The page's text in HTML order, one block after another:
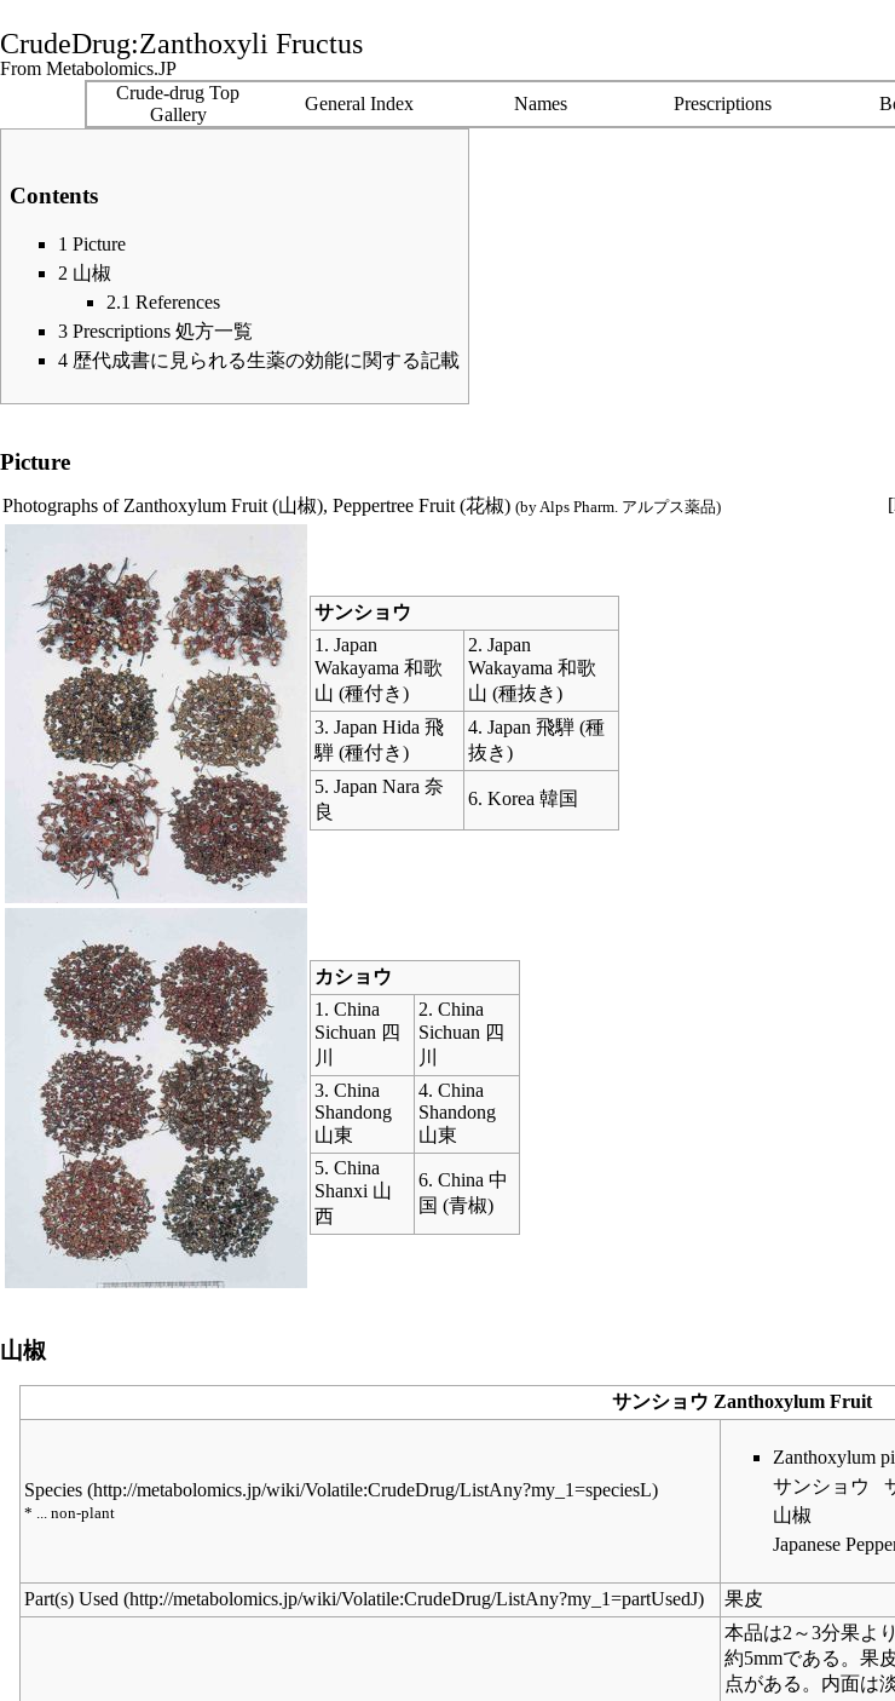
CrudeDrug:Zanthoxyli Fructus
From Metabolomics.JP
Crude-drug Top
Gallery
General Index Names Prescriptions
Contents
1 Picture
2 山椒
2.1 References
3 Prescriptions 処方一覧
4 歴代成書に見られる生薬の効能に関する記載
Picture
[
Photographs of Zanthoxylum Fruit (山椒), Peppertree Fruit (花椒) (byAlps Pharm. アルプス薬品)
サンショウ
1. Japan
Wakayama 和歌
山 (種付き)
2. Japan
Wakayama 和歌
山 (種抜き)
3. Japan Hida 飛
騨 (種付き)
4. Japan 飛騨 (種
抜き)
5. Japan Nara 奈
良
6. Korea 韓国
カショウ
1. China
Sichuan 四
川
2. China
Sichuan 四
川
3. China
Shandong
山東
4. China
Shandong
山東
5. China
Shanxi 山
西
6. China 中
国 (青椒)
山椒
サンショウ Zanthoxylum Fruit
Species
* ... non-plant
Zanthoxylum
サンショウ
山椒
Japanese
Part(s) Used 果皮
本品は2～3分果よ
約5mmである。果
点がある。内面は